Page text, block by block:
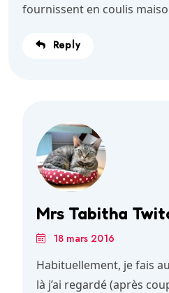
fournissent en coulis
Reply
Mrs Tabitha
18 mars 2016
Habituellement, je fais
là j’ai regardé (après